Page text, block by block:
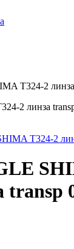
T324-2
2 линза
transp